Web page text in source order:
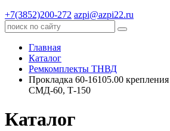
+7(3852)200-272 azpi@azpi22.ru
Главная
Каталог
Ремкомплекты ТНВД
Прокладка 60-16105.00
СМД-60, Т-150
Каталог